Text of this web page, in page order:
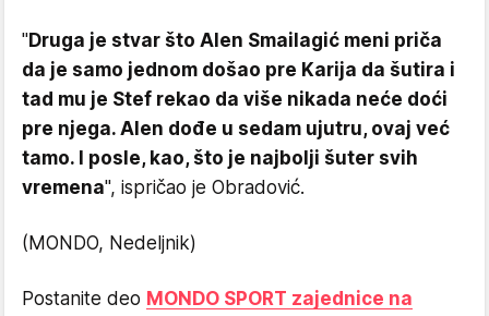
"Druga je stvar što Alen Smailagić meni priča
da je samo jednom došao pre Karija da šutira i
tad mu je Stef rekao da više nikada neće doći
pre njega. Alen dođe u sedam ujutru, ovaj već
tamo. I posle, kao, što je najbolji šuter svih
vremena", ispričao je Obradović.
(MONDO, Nedeljnik)
Postanite deo MONDO SPORT zajednice na